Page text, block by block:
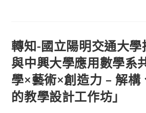
轉知-國立陽明交通大
與中興大學應用數學系
學×藝術×創造力 – 解構
的教學設計工作坊」